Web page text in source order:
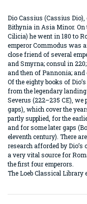
Dio Cassius (Cassius Dio),
Bithynia in Asia Minor. On
Cilicia) he went in 180 to
emperor Commodus was
close friend of several
and Smyrna; consul in
and then of Pannonia; and
Of the eighty books of
from the legendary
Severus (222–235 CE), we
gaps), which cover the
partly supplied, for the
and for some later gaps
eleventh century). There
research afforded by
a very vital source for
the first four emperors.
The Loeb Classical